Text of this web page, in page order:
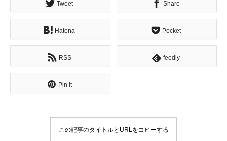
Tweet Share
Hatena Pocket
RSS feedly
Pin it
この記事のタイトルとURLをコピーする